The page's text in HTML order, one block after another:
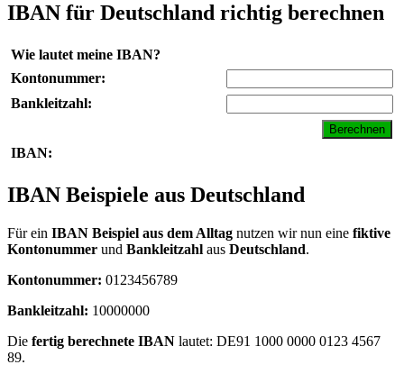
IBAN für Deutschland richtig berechnen
Wie lautet meine IBAN?
Kontonummer:
Bankleitzahl:
IBAN:
IBAN Beispiele aus Deutschland
Für ein IBAN Beispiel aus dem Alltag nutzen wir nun eine fiktive
Kontonummer und Bankleitzahl aus Deutschland.
Kontonummer: 0123456789
Bankleitzahl: 10000000
Die fertig berechnete IBAN lautet: DE91 1000 0000 0123 4567
89.